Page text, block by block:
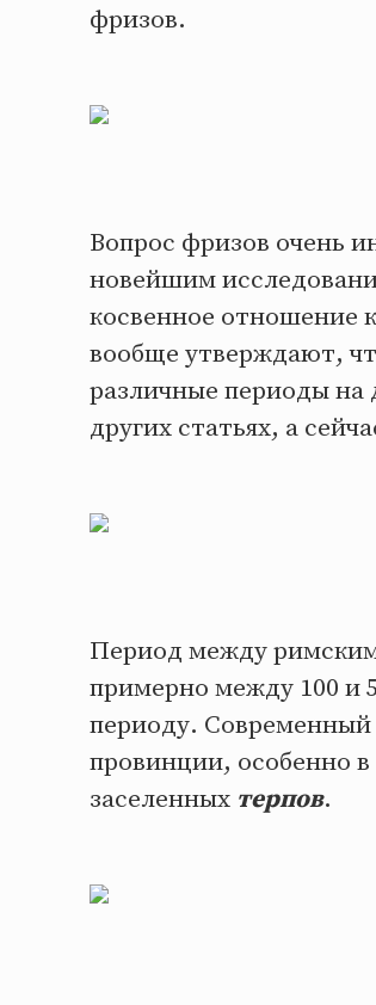
фризов.
Вопрос фризов очень
новейшим
косвенное отношение
вообще утверждают,
различные периоды на
других статьях, а
Период между
примерно между 100 и
периоду. Современный
провинции, особенно
заселенных терпов.